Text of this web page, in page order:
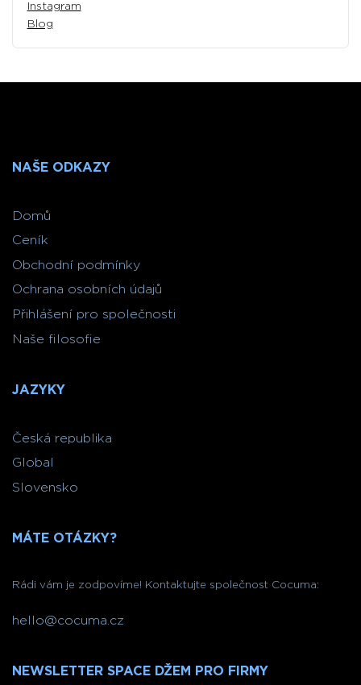
Instagram
Blog
NAŠE ODKAZY
Domů
Ceník
Obchodní podmínky
Ochrana osobních údajů
Přihlášení pro společnosti
Naše filosofie
JAZYKY
Česká republika
Global
Slovensko
MÁTE OTÁZKY?
Rádi vám je zodpovíme! Kontaktujte společnost Cocuma:
hello@cocuma.cz
NEWSLETTER SPACE DŽEM PRO FIRMY